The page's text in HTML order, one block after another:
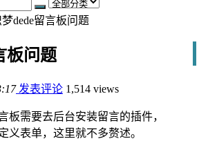
dede留言板问题
板问题
发表评论 1,514 views
板需要去后台安装留言的插件，
义表单，这里就不多赘述。